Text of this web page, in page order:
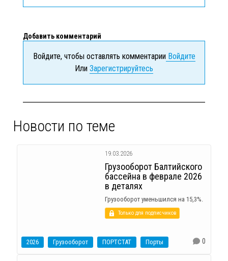
Добавить комментарий
Войдите, чтобы оставлять комментарииВойдите
Или Зарегистрируйтесь
Новости по теме
19.03.2026
Грузооборот Балтийского
бассейна в феврале 2026
в деталях
Грузооборот уменьшился на 15,3%.
Только для подписчиков
2026 Грузооборот ПОРТСТАТ Порты 0